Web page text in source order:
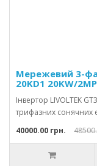
Мережевий 3-
20KD1 20KW/
Інвертор LIVOLTEK
трифазних сонячних
40000.00 грн.